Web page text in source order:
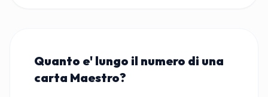
Quanto e' lungo il numero di una
carta Maestro?